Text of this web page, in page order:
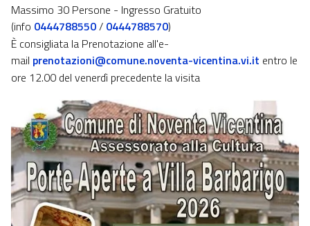
Massimo 30 Persone - Ingresso Gratuito
(info 0444788550/ 0444788570)
È consigliata la Prenotazione all'e-
mail prenotazioni@comune.noventa-vicentina.vi.it entro le
ore 12.00 del venerdì precedente la visita